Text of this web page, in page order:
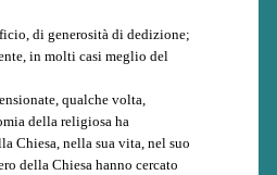
di generosità di dedizione;
in molti casi meglio del
qualche volta,
della religiosa ha
Chiesa, nella sua vita, nel suo
della Chiesa hanno cercato